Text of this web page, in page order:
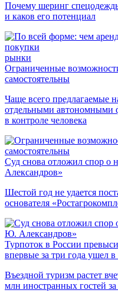
Почему шеринг
и каков его потенциал
рынки
Ограниченные
самостоятельны
Чаще всего предлагаемые
отдельными автономными
в контроле человека
Суд снова отложил спор о
Александров»
Шестой год не удается
основателя
Турпоток в России
впервые за три года ушел
Въездной туризм растет
млн иностранных гостей за